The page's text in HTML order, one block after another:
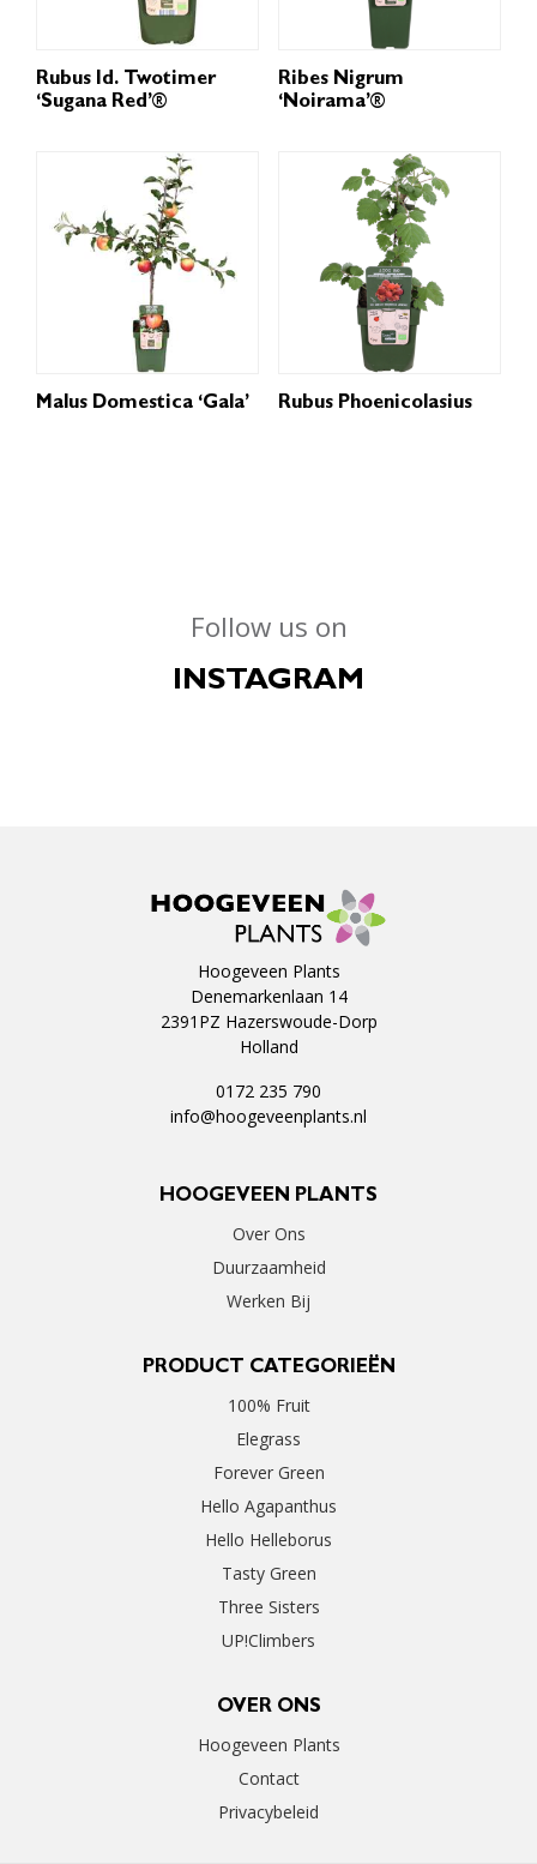
Rubus Id. Twotimer
‘Sugana Red’®
Ribes Nigrum
‘Noirama’®
Malus Domestica ‘Gala’ Rubus Phoenicolasius
Follow us on
INSTAGRAM
Hoogeveen Plants
Denemarkenlaan 14
2391PZ Hazerswoude-Dorp
Holland
0172 235 790
info@hoogeveenplants.nl
HOOGEVEEN PLANTS
Over Ons
Duurzaamheid
Werken Bij
PRODUCT CATEGORIEËN
100% Fruit
Elegrass
Forever Green
Hello Agapanthus
Hello Helleborus
Tasty Green
Three Sisters
UP!Climbers
OVER ONS
Hoogeveen Plants
Contact
Privacybeleid